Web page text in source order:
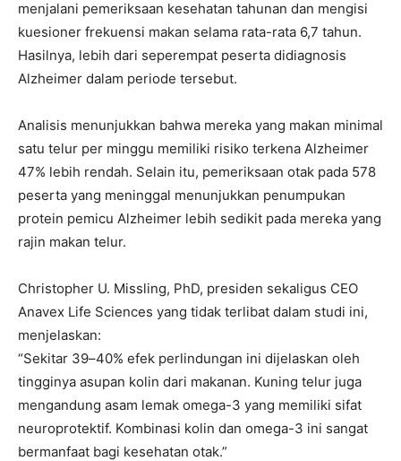
menjalani pemeriksaan kesehatan tahunan dan mengisi
kuesioner frekuensi makan selama rata-rata 6,7 tahun.
Hasilnya, lebih dari seperempat peserta didiagnosis
Alzheimer dalam periode tersebut.
Analisis menunjukkan bahwa mereka yang makan minimal
satu telur per minggu memiliki risiko terkena Alzheimer
47% lebih rendah. Selain itu, pemeriksaan otak pada 578
peserta yang meninggal menunjukkan penumpukan
protein pemicu Alzheimer lebih sedikit pada mereka yang
rajin makan telur.
Christopher U. Missling, PhD, presiden sekaligus CEO
Anavex Life Sciences yang tidak terlibat dalam studi ini,
menjelaskan:
“Sekitar 39–40% efek perlindungan ini dijelaskan oleh
tingginya asupan kolin dari makanan. Kuning telur juga
mengandung asam lemak omega-3 yang memiliki sifat
neuroprotektif. Kombinasi kolin dan omega-3 ini sangat
bermanfaat bagi kesehatan otak.”